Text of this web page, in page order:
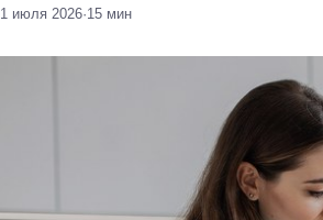
1 июля 2026·15 мин